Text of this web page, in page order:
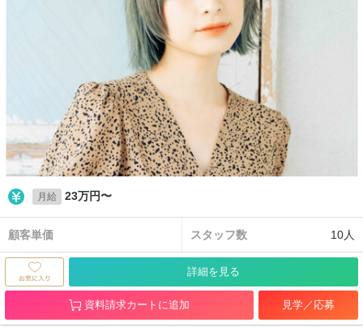
月給 23万円〜
顧客単価 スタッフ数 10人
詳細を見る
資料請求カートに追加 見学／応募